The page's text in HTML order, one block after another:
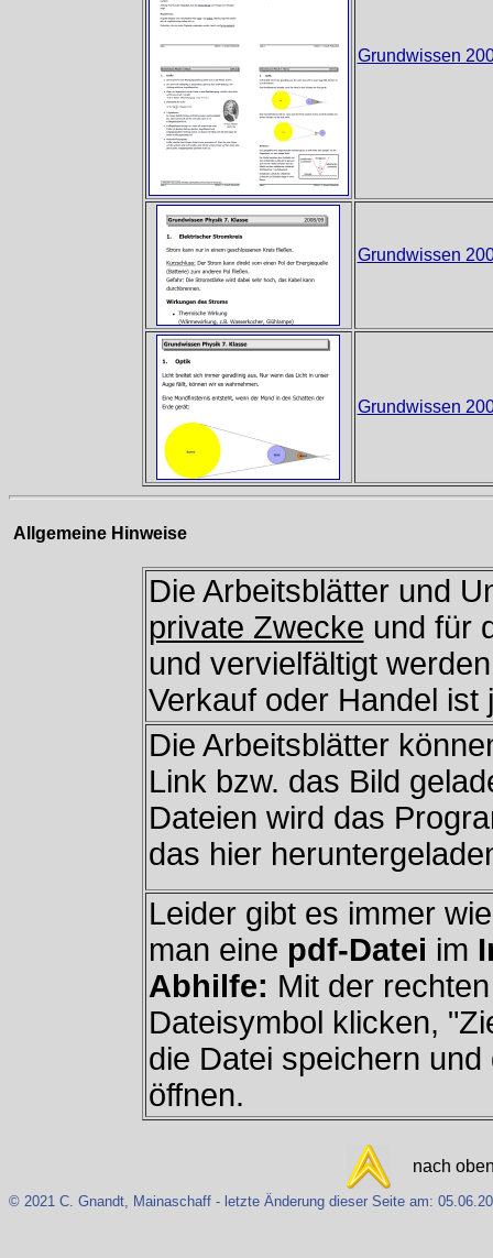
Grundwissen
Grundwissen
Grundwissen
Allgemeine Hinweise
Die Arbeitsblätter und
private Zwecke und für
und vervielfältigt
Verkauf oder Handel ist
Die Arbeitsblätter
Link bzw. das Bild
Dateien wird das
das hier
Leider gibt es immer
man eine pdf-Datei im
Abhilfe: Mit der
Dateisymbol klicken,
die Datei speichern
öffnen.
nach
© 2021 C. Gnandt, Mainaschaff - letzte Änderung dieser Seite am: